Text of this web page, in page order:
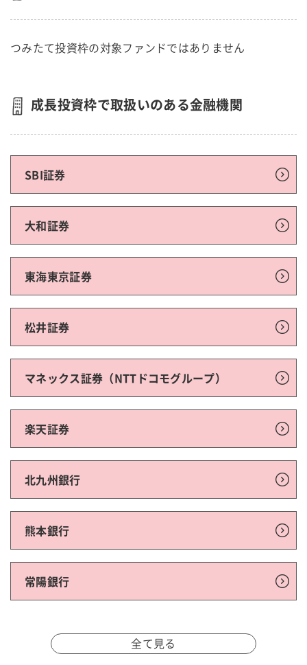
つみたて投資枠の対象ファンドではありません
成長投資枠で取扱いのある金融機関
SBI証券
大和証券
東海東京証券
松井証券
マネックス証券（NTTドコモグループ）
楽天証券
北九州銀行
熊本銀行
常陽銀行
全て見る